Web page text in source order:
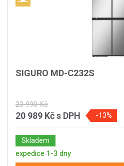
SIGURO MD-C232S
23 990 Kč
20 989 Kčs DPH -13%
Skladem
expedice 1-3 dny